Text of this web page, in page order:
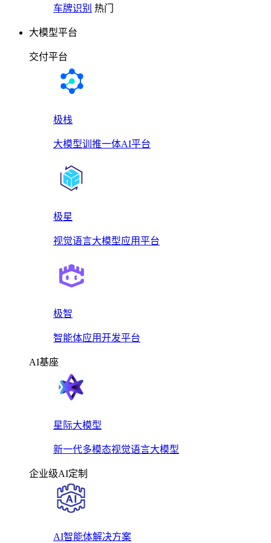
车牌识别 热门
大模型平台
交付平台
极栈
大模型训推一体AI平台
极星
视觉语言大模型应用平台
极智
智能体应用开发平台
AI基座
星际大模型
新一代多模态视觉语言大模型
企业级AI定制
AI智能体解决方案